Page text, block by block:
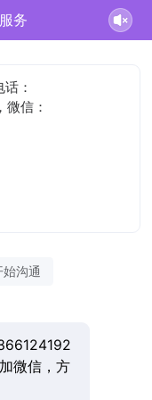
务
：
信：
沟通
微信，方